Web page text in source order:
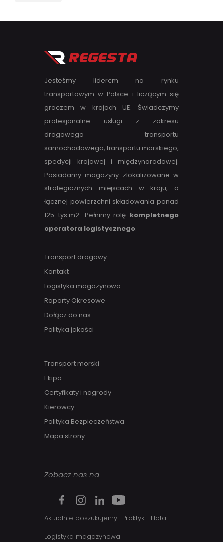
Jesteśmy liderem na rynku
transportowym w Polsce i liczącym się
graczem w krajach UE. Świadczymy
profesjonalne usługi z zakresu
drogowego transportu
samochodowego, transportu morskiego,
spedycji krajowej i międzynarodowej.
Posiadamy magazyny zlokalizowane w
strategicznych miejscach w kraju, o
łącznej powierzchni składowania ponad
125 tys.m2. Pełnimy rolę kompletnego
operatora logistycznego.
Transport drogowy
Kontakt
Logistyka magazynowa
Raporty Okresowe
Dołącz do nas
Polityka jakości
Transport morski
Ekipa
Certyfikaty i nagrody
Kierowcy
Polityka Bezpieczeństwa
Mapa strony
Zobacz nas na
Aktualnie poszukujemy Praktyki
Flota
Logistyka magazynowa